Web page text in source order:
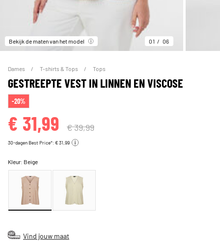
Bekijk de maten van het model 01 06
Dames T-shirts & Tops Tops
GESTREEPTE VEST IN LINNEN EN VISCOSE
-20%
€ 31,99 € 39,99
30-dagen Best Price*: € 31,99
Kleur: Beige
Vind jouw maat